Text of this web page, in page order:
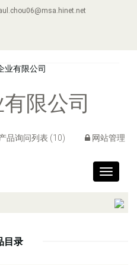
限公司
品询问列表 (10) 网站管理
Toggle
目录